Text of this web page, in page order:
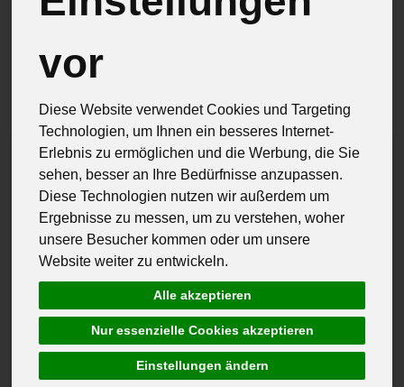
vor
Diese Website verwendet Cookies und Targeting
Technologien, um Ihnen ein besseres Internet-
Erlebnis zu ermöglichen und die Werbung, die Sie
sehen, besser an Ihre Bedürfnisse anzupassen.
Diese Technologien nutzen wir außerdem um
Ergebnisse zu messen, um zu verstehen, woher
unsere Besucher kommen oder um unsere
Website weiter zu entwickeln.
Alle akzeptieren
Nur essenzielle Cookies akzeptieren
Einstellungen ändern
Hersteller